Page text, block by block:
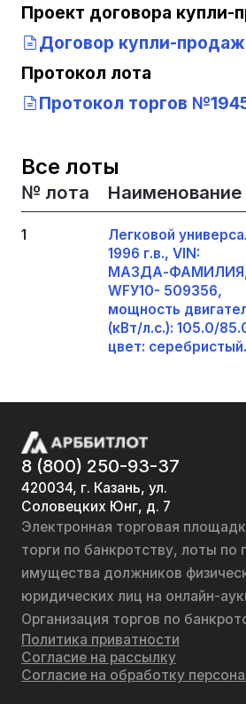
Проект договора
Договор купли-
Протокол лота
Протокол торгов
Все лоты
№ лота Наименование
1
Легковой
1996 г.в., VIN:
МАЗДА-
WFУ10- 509356,
мощность
(кВт/л.с.): 105.0/
цвет: серебристый.
8 (800) 250-93-37
420034, г. Казань, ул.
Соловецких Юнг, д. 7
Электронная торговая
торги по банкротству, лоты по
имущества должников
юридических лиц на онлайн-
Организация торгов по
Политика приватности
Согласие на рассылку
Согласие на обработку